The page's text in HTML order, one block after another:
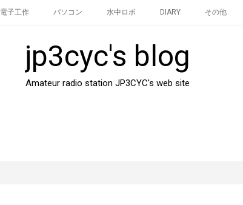
電子工作 パソコン 水中ロボ DIARY その他
jp3cyc's blog
Amateur radio station JP3CYC's web site